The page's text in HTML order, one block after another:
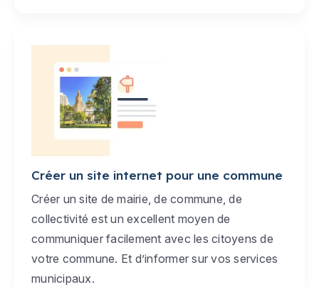
Créer un site internet pour une commune
Créer un site de mairie, de commune, de
collectivité est un excellent moyen de
communiquer facilement avec les citoyens de
votre commune. Et d’informer sur vos services
municipaux.